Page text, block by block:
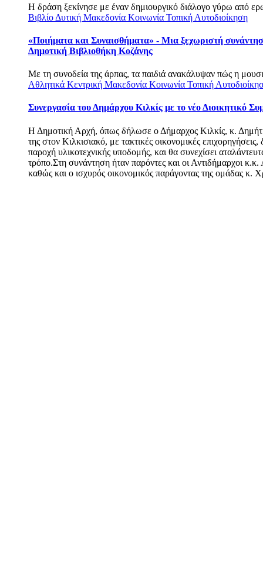
Η δράση ξεκίνησε με έναν δημιουργικό διάλογο γύρω από
Βιβλίο Δυτική Μακεδονία Κοινωνία Τοπική Αυτοδιοίκηση
«Ποιήματα και Συναισθήματα» - Μια ξεχωριστή
Δημοτική Βιβλιοθήκη Κοζάνης
Με τη συνοδεία της άρπας, τα παιδιά ανακάλυψαν πώς η
Αθλητικά Κεντρική Μακεδονία Κοινωνία Τοπική
Συνεργασία του Δημάρχου Κιλκίς με το νέο Διοικητικό
Η Δημοτική Αρχή, όπως δήλωσε ο Δήμαρχος Κιλκίς, κ.
της στον Κιλκισιακό, με τακτικές οικονομικές
παροχή υλικοτεχνικής υποδομής, και θα συνεχίσει
τρόπο.Στη συνάντηση ήταν παρόντες και οι Αντιδήμαρχοι
καθώς και ο ισχυρός οικονομικός παράγοντας της ομάδας κ.